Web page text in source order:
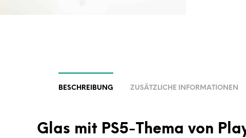
BESCHREIBUNG ZUSÄTZLICHE INFORMATIONEN
Glas mit PS5-Thema von